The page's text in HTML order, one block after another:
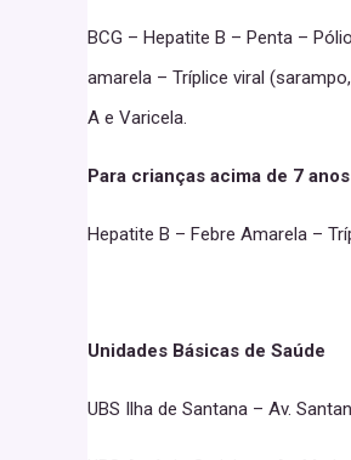
BCG – Hepatite B – Penta –
amarela – Tríplice viral
A e Varicela.
Para crianças acima de 7
Hepatite B – Febre Amarela –
Unidades Básicas de Saúde
UBS Ilha de Santana – Av.